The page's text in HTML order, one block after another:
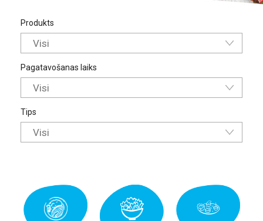
Produkts
Visi
Pagatavošanas laiks
Visi
Tips
Visi